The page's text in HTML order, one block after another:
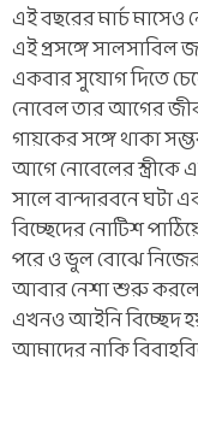
এই বছরের মার্চ মাসেও
এই প্রসঙ্গে সালসাবিল
একবার সুযোগ দিতে
নোবেল তার আগের
গায়কের সঙ্গে থাকা
আগে নোবেলের স্ত্রীকে
সালে বান্দারবনে ঘটা
বিচ্ছেদের নোটিশ
পরে ও ভুল বোঝে
আবার নেশা শুরু
এখনও আইনি বিচ্ছেদ
আমাদের নাকি